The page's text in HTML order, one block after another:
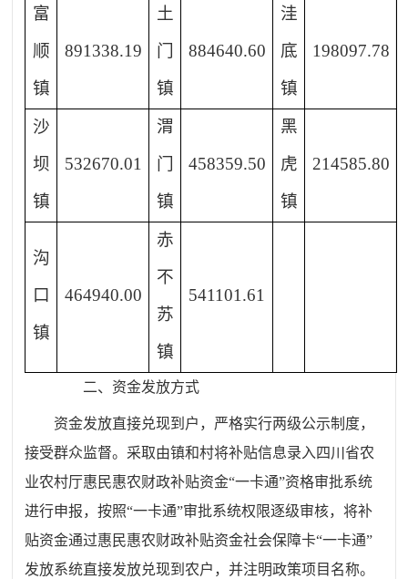
富
顺
镇
891338.19
土
门
镇
884640.60
洼
底
镇
198097.78
沙
坝
镇
532670.01
渭
门
镇
458359.50
黑
虎
镇
214585.80
沟
口
镇
464940.00
赤
不
苏
镇
541101.61
二、资金发放方式
资金发放直接兑现到户，严格实行两级公示制度，
接受群众监督。采取由镇和村将补贴信息录入四川省农
业农村厅惠民惠农财政补贴资金“一卡通”资格审批系统
进行申报，按照“一卡通”审批系统权限逐级审核，将补
贴资金通过惠民惠农财政补贴资金社会保障卡“一卡通”
发放系统直接发放兑现到农户，并注明政策项目名称。